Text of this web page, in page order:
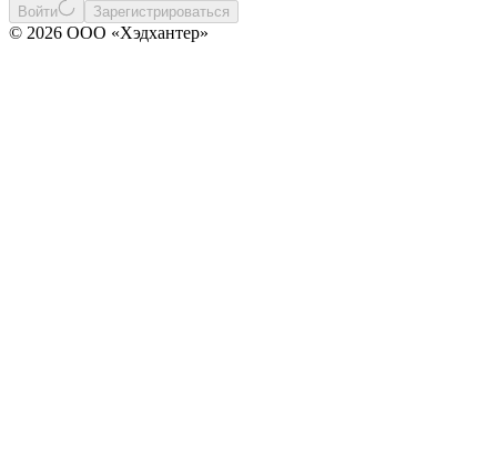
Войти Зарегистрироваться
© 2026 ООО «Хэдхантер»